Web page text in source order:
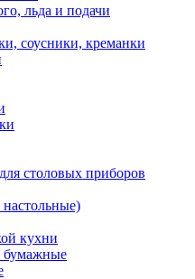
льда и подачи
соусники, креманки
столовых приборов
кухни
бумажные